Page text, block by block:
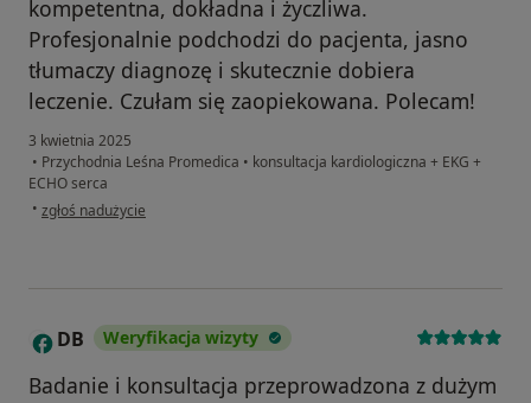
kompetentna, dokładna i życzliwa.
Profesjonalnie podchodzi do pacjenta, jasno
tłumaczy diagnozę i skutecznie dobiera
leczenie. Czułam się zaopiekowana. Polecam!
3 kwietnia 2025
• Przychodnia Leśna Promedica • konsultacja kardiologiczna + EKG +
ECHO serca
• w opinii użytkownika Marzanna
zgłoś nadużycie
D DB Weryfikacja wizyty
Badanie i konsultacja przeprowadzona z dużym